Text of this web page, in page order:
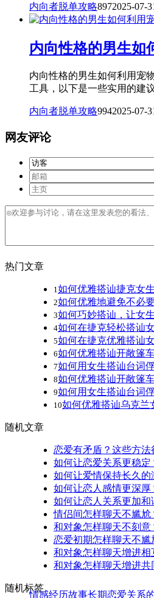
内向者脱单攻略8972025-07-
内向性格的男生如
内向性格的男生如何利用宠
工具，以下是一些实用的建
内向者脱单攻略9942025-07-
网友评论
热门文章
1 如何优雅搭讪捷克女
2如何优雅地避免不必
3如何巧妙搭讪，让女
4如何在捷克轻松搭讪
5如何在捷克优雅搭讪
6如何优雅搭讪开敞篷
7如何用女生搭讪台词
8如何优雅搭讪开敞篷
9如何用女生搭讪台词
10如何优雅搭讪乌克兰
随机文章
恋爱有矛盾？这些方法
如何让恋爱关系更稳定
如何让爱情保持长久的
如何让恋人感情更深厚
如何让恋人关系更加和
情侣间怎样聊天不尴尬
和对象怎样聊天不刻意
恋爱初期怎样聊天不尴
和对象怎样聊天增进相
和对象怎样聊天增进共
随机标签
情感经历故事长期恋爱关系